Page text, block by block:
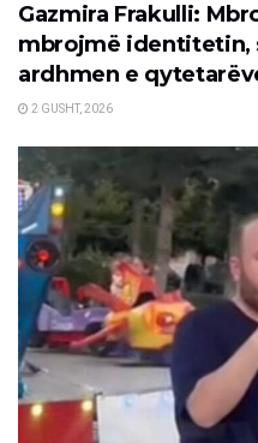
Gazmira Frakulli:
mbrojmë identitetin,
ardhmen e
2 GUSHT, 2026